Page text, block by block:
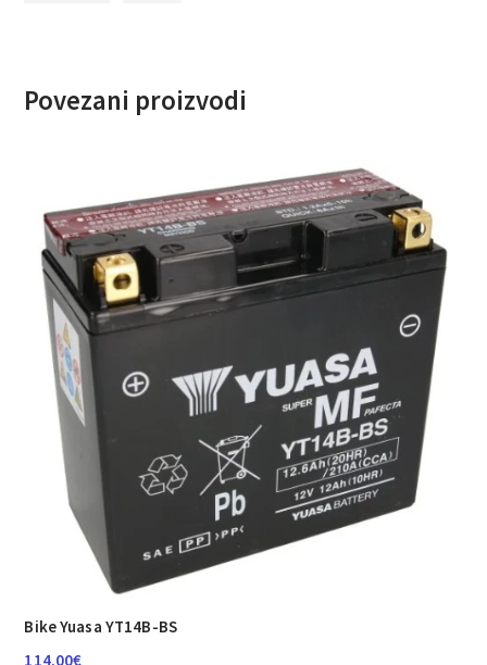
Povezani proizvodi
Bike Yuasa YT14B-BS
114.00€